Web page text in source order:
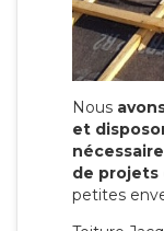
Nous
et
de
petites